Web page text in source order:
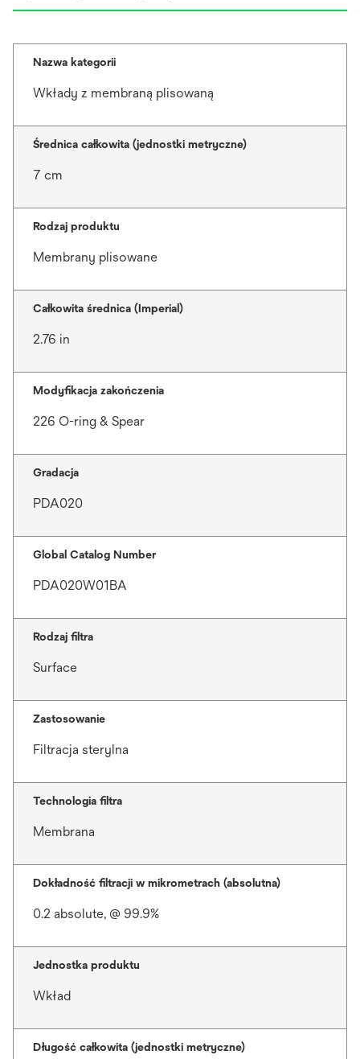
Nazwa kategorii
Wkłady z membraną plisowaną
Średnica całkowita (jednostki metryczne)
7 cm
Rodzaj produktu
Membrany plisowane
Całkowita średnica (Imperial)
2.76 in
Modyfikacja zakończenia
226 O-ring & Spear
Gradacja
PDA020
Global Catalog Number
PDA020W01BA
Rodzaj filtra
Surface
Zastosowanie
Filtracja sterylna
Technologia filtra
Membrana
Dokładność filtracji w mikrometrach (absolutna)
0.2 absolute, @ 99.9%
Jednostka produktu
Wkład
Długość całkowita (jednostki metryczne)